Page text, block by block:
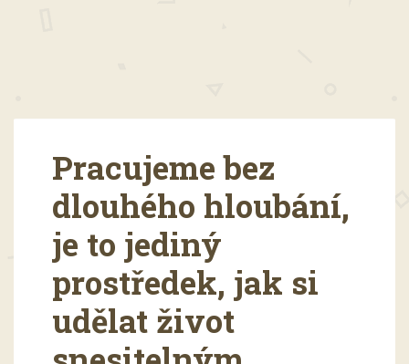
Pracujeme bez
dlouhého hloubání,
je to jediný
prostředek, jak si
udělat život